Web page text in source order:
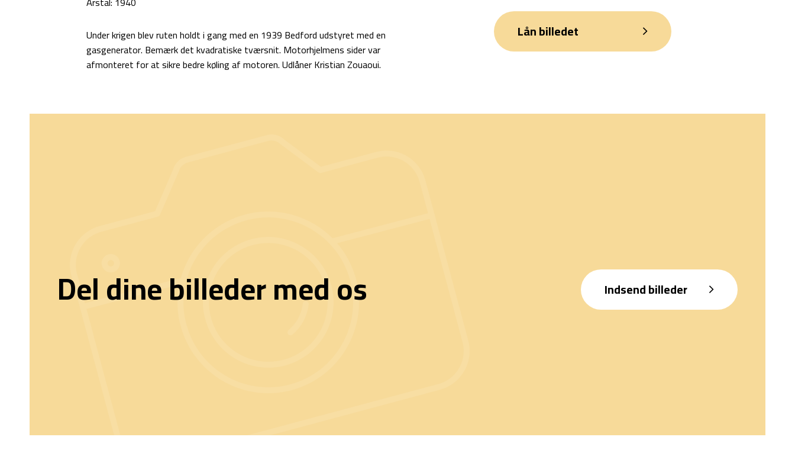
Under krigen blev ruten holdt i gang med en 1939 Bedford udstyret med en
gasgenerator. Bemærk det kvadratiske tværsnit. Motorhjelmens sider var
afmonteret for at sikre bedre køling af motoren. Udlåner Kristian Zouaoui.
Lån billedet
Del dine billeder med os Indsend billeder